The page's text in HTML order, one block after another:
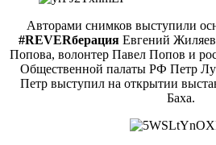
Авторами снимков выступили
#REVERберация Евгений
Попова, волонтер Павел Попов и
Общественной палаты РФ Петр
Петр выступил на открытии
Баха.